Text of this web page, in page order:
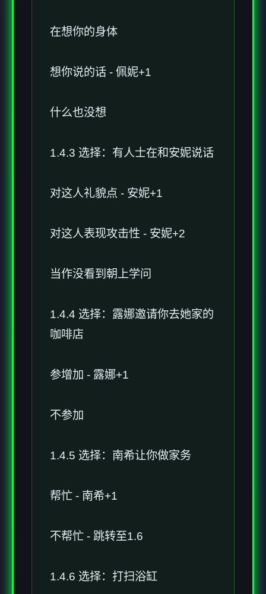
在想你的身体
想你说的话 - 佩妮+1
什么也没想
1.4.3 选择：有人士在和安妮说话
对这人礼貌点 - 安妮+1
对这人表现攻击性 - 安妮+2
当作没看到朝上学问
1.4.4 选择：露娜邀请你去她家的
咖啡店
参增加 - 露娜+1
不参加
1.4.5 选择：南希让你做家务
帮忙 - 南希+1
不帮忙 - 跳转至1.6
1.4.6 选择：打扫浴缸